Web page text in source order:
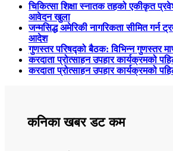
चिकित्सा शिक्षा स्नातक तहको एकीकृत
आवेदन खुला
जन्मसिद्ध अमेरिकी नागरिकता सीमित गर्न
आदेश
गुणस्तर परिषद्को बैठक: विभिन्न गुणस्तर
करदाता प्रोत्साहन उपहार कार्यक्रमको
करदाता प्रोत्साहन उपहार कार्यक्रमको
कनिका खबर डट कम